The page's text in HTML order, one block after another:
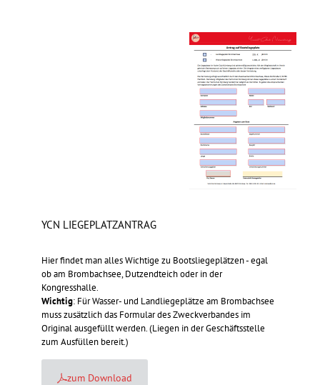
YCN LIEGEPLATZANTRAG
Hier findet man alles Wichtige zu Bootsliegeplätzen - egal
ob am Brombachsee, Dutzendteich oder in der
Kongresshalle.
Wichtig: Für Wasser- und Landliegeplätze am Brombachsee
muss zusätzlich das Formular des Zweckverbandes im
Original ausgefüllt werden. (Liegen in der Geschäftsstelle
zum Ausfüllen bereit.)
zum Download